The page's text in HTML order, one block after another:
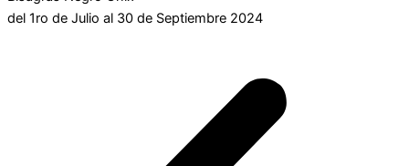
del 1ro de Julio al 30 de Septiembre 2024